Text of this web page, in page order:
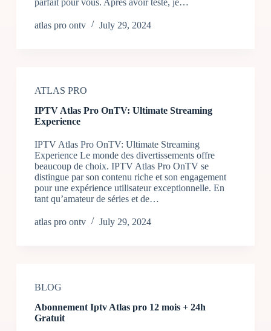
parfait pour vous. Après avoir testé, je…
atlas pro ontv July 29, 2024
ATLAS PRO
IPTV Atlas Pro OnTV: Ultimate Streaming
Experience
IPTV Atlas Pro OnTV: Ultimate Streaming
Experience Le monde des divertissements offre
beaucoup de choix. IPTV Atlas Pro OnTV se
distingue par son contenu riche et son engagement
pour une expérience utilisateur exceptionnelle. En
tant qu’amateur de séries et de…
atlas pro ontv July 29, 2024
BLOG
Abonnement Iptv Atlas pro 12 mois + 24h
Gratuit